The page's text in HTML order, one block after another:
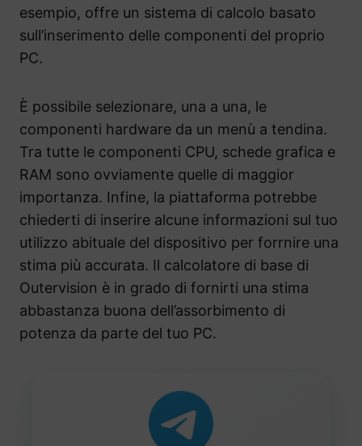
esempio, offre un sistema di calcolo basato
sull’inserimento delle componenti del proprio
PC.
È possibile selezionare, una a una, le
componenti hardware da un menù a tendina.
Tra tutte le componenti CPU, schede grafica e
RAM sono ovviamente quelle di maggior
importanza. Infine, la piattaforma potrebbe
chiederti di inserire alcune informazioni sul tuo
utilizzo abituale del dispositivo per forrnire una
stima più accurata. Il calcolatore di base di
Outervision è in grado di fornirti una stima
abbastanza buona dell’assorbimento di
potenza da parte del tuo PC.